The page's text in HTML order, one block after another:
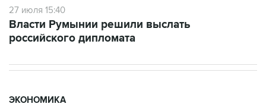
27 июля 15:40
Власти Румынии решили выслать
российского дипломата
ЭКОНОМИКА